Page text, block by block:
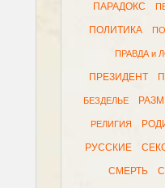
ПАРАДОКС
ПОЛИТИКА
ПРАВДА и
ПРЕЗИДЕНТ
БЕЗДЕЛЬЕ
РЕЛИГИЯ
РУССКИЕ
СМЕРТЬ